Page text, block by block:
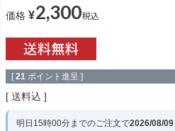
価格 ¥2,300税込
[ 21 ポイント進呈 ]
送料込
明日 15時00分までのご注文で2026/08/09